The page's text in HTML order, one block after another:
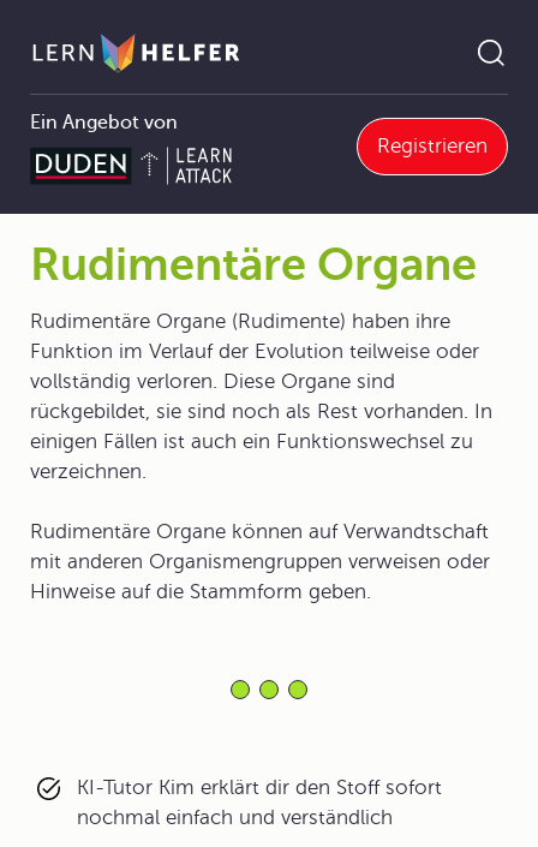
Ein Angebot von
Registrieren
Pfadnavigation
7 Evolution der Organismen 7.4 Erscheinungen und Ergebnisse der Evolution Rudimentäre Organe
Rudimentäre Organe
Rudimentäre Organe (Rudimente) haben ihre
Funktion im Verlauf der Evolution teilweise oder
vollständig verloren. Diese Organe sind
rückgebildet, sie sind noch als Rest vorhanden. In
einigen Fällen ist auch ein Funktionswechsel zu
verzeichnen.
Rudimentäre Organe können auf Verwandtschaft
mit anderen Organismengruppen verweisen oder
Hinweise auf die Stammform geben.
KI-Tutor Kim erklärt dir den Stoff sofort
nochmal einfach und verständlich